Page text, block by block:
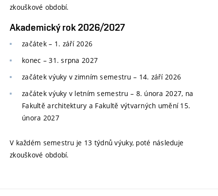
zkouškové období.
Akademický rok 2026/2027
začátek – 1. září 2026
konec –31. srpna 2027
začátek výuky v zimním semestru – 14. září 2026
začátek výuky v letním semestru – 8. února 2027, na
Fakultě architektury a Fakultě výtvarných umění 15.
února 2027
V každém semestru je 13 týdnů výuky, poté následuje
zkouškové období.